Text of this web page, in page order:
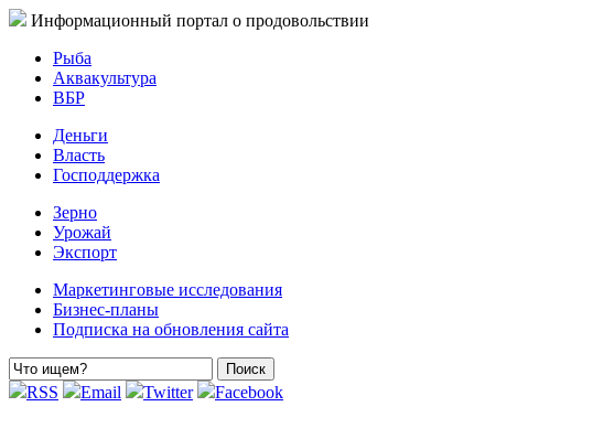
Информационный портал о продовольствии
Рыба
Аквакультура
ВБР
Деньги
Власть
Господдержка
Зерно
Урожай
Экспорт
Маркетинговые исследования
Бизнес-планы
Подписка на обновления сайта
RSS Email Twitter Facebook